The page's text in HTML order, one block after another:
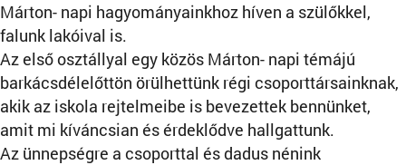
Márton- napi hagyományainkhoz híven a szülőkkel,
falunk lakóival is.
Az első osztállyal egy közös Márton- napi témájú
barkácsdélelőttön örülhettünk régi csoporttársainknak,
akik az iskola rejtelmeibe is bevezettek bennünket,
amit mi kíváncsian és érdeklődve hallgattunk.
Az ünnepségre a csoporttal és dadus nénink